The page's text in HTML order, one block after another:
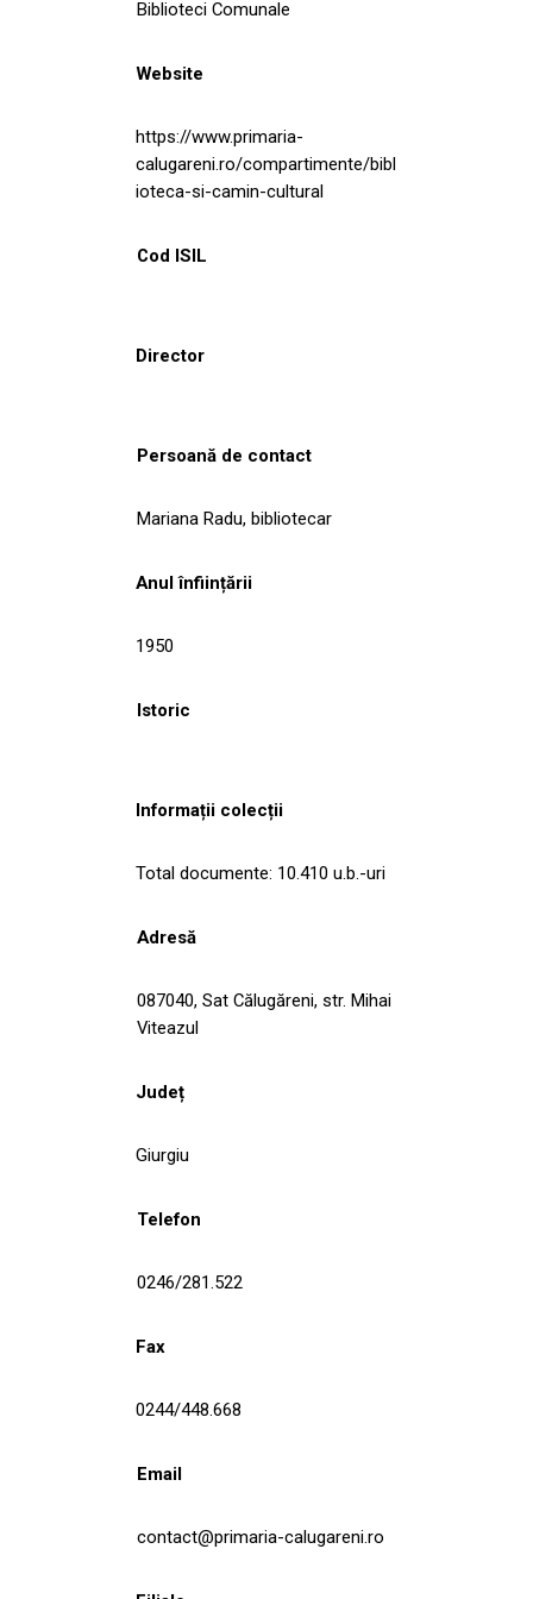
Biblioteci Comunale
Website
https://www.primaria-
calugareni.ro/compartimente/bibl
ioteca-si-camin-cultural
Cod ISIL
Director
Persoană de contact
Mariana Radu, bibliotecar
Anul înființării
1950
Istoric
Informații colecții
Total documente: 10.410 u.b.-uri
Adresă
087040, Sat Călugăreni, str. Mihai
Viteazul
Județ
Giurgiu
Telefon
0246/281.522
Fax
0244/448.668
Email
contact@primaria-calugareni.ro